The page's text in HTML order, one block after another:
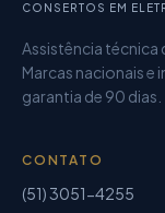
CONSERTOS EM
Assistência
Marcas nacionais
garantia de 90 dias
CONTATO
(51) 3051-4255